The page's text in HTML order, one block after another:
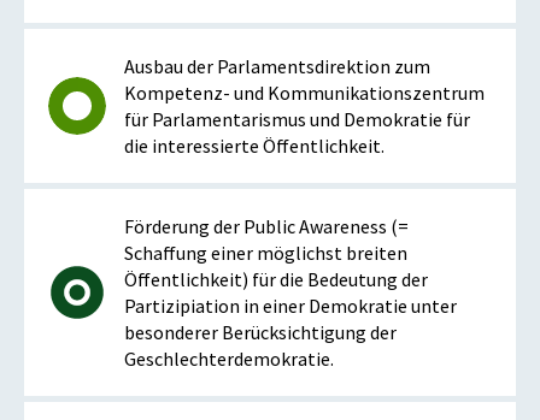
Ausbau der Parlamentsdirektion zum
Kompetenz- und Kommunikationszentrum
für Parlamentarismus und Demokratie für
die interessierte Öffentlichkeit.
Förderung der Public Awareness (=
Schaffung einer möglichst breiten
Öffentlichkeit) für die Bedeutung der
Partizipiation in einer Demokratie unter
besonderer Berücksichtigung der
Geschlechterdemokratie.